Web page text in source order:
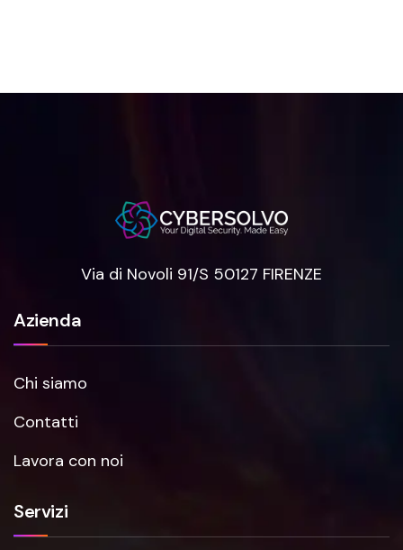
Via di Novoli 91/S 50127 FIRENZE
Azienda
Chi siamo
Contatti
Lavora con noi
Servizi